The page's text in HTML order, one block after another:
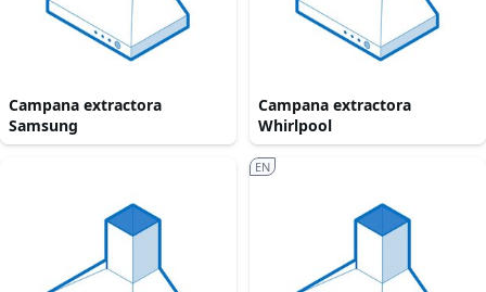
Campana extractora
Samsung
Campana extractora
Whirlpool
EN